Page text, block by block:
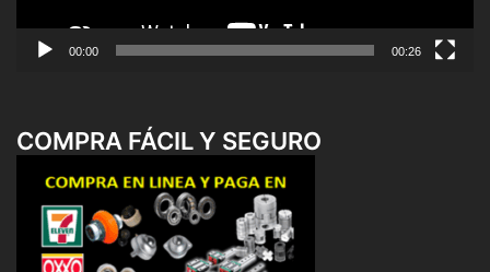
00:00 00:26
COMPRA FÁCIL Y SEGURO